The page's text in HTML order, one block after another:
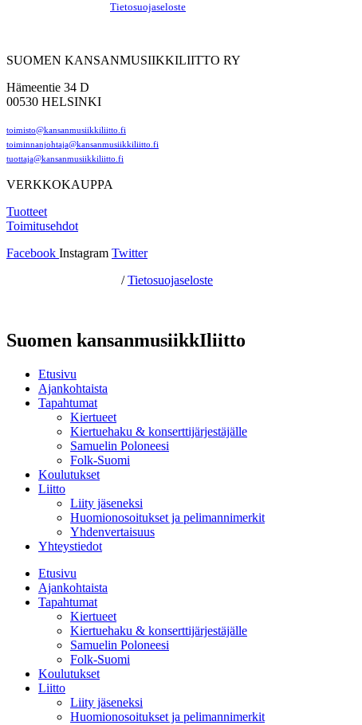
Tietosuojaseloste
SUOMEN KANSANMUSIIKKILIITTO RY
Hämeentie 34 D
00530 HELSINKI
toimisto@kansanmusiikkiliitto.fi
toiminnanjohtaja@kansanmusiikkiliitto.fi
tuottaja@kansanmusiikkiliitto.fi
VERKKOKAUPPA
Tuotteet
Toimitusehdot
Facebook Instagram Twitter
/Tietosuojaseloste
Suomen kansanmusiikkIliitto
Etusivu
Ajankohtaista
Tapahtumat
Kiertueet
Kiertuehaku & konserttijärjestäjälle
Samuelin Poloneesi
Folk-Suomi
Koulutukset
Liitto
Liity jäseneksi
Huomionosoitukset ja pelimannimerkit
Yhdenvertaisuus
Yhteystiedot
Etusivu
Ajankohtaista
Tapahtumat
Kiertueet
Kiertuehaku & konserttijärjestäjälle
Samuelin Poloneesi
Folk-Suomi
Koulutukset
Liitto
Liity jäseneksi
Huomionosoitukset ja pelimannimerkit